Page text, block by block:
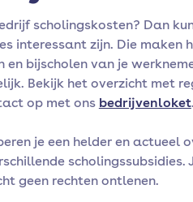
scholingskosten? Dan
interessant zijn. Die maken
en bijscholen van je
Bekijk het overzicht met
op met ons bedrijvenloket.
je een helder en actueel
scholingssubsidies.
geen rechten ontlenen.